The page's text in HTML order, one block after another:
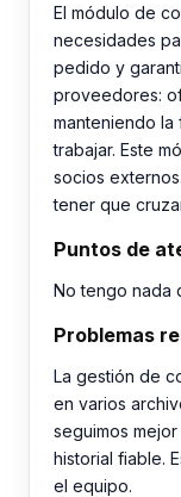
El módulo de
necesidades
pedido y
proveedores:
manteniendo
trabajar. Este
socios
tener que
Puntos de
No tengo nada
Problemas
La gestión de
en varios
seguimos
historial fiable.
el equipo.